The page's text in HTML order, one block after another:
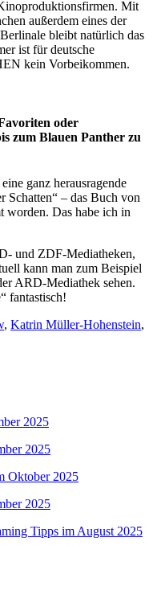
Mit
außerdem eines der
bleibt natürlich das
ist für deutsche
kein Vorbeikommen.
oder
zum Blauen Panther zu
ganz herausragende
– das Buch von
worden. Das habe ich in
und ZDF-Mediatheken,
kann man zum Beispiel
ARD-Mediathek sehen.
fantastisch!
, Katrin Müller-Hohenstein,
2025
2025
Oktober 2025
2025
Tipps im August 2025